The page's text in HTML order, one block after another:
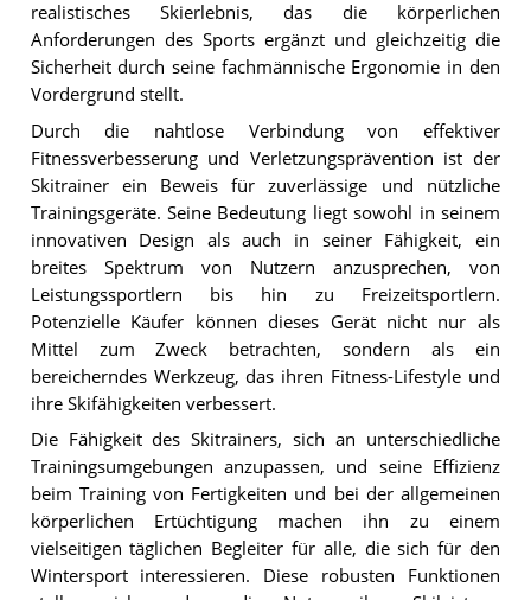
realistisches Skierlebnis, das die körperlichen
Anforderungen des Sports ergänzt und gleichzeitig die
Sicherheit durch seine fachmännische Ergonomie in den
Vordergrund stellt.
Durch die nahtlose Verbindung von effektiver
Fitnessverbesserung und Verletzungsprävention ist der
Skitrainer ein Beweis für zuverlässige und nützliche
Trainingsgeräte. Seine Bedeutung liegt sowohl in seinem
innovativen Design als auch in seiner Fähigkeit, ein
breites Spektrum von Nutzern anzusprechen, von
Leistungssportlern bis hin zu Freizeitsportlern.
Potenzielle Käufer können dieses Gerät nicht nur als
Mittel zum Zweck betrachten, sondern als ein
bereicherndes Werkzeug, das ihren Fitness-Lifestyle und
ihre Skifähigkeiten verbessert.
Die Fähigkeit des Skitrainers, sich an unterschiedliche
Trainingsumgebungen anzupassen, und seine Effizienz
beim Training von Fertigkeiten und bei der allgemeinen
körperlichen Ertüchtigung machen ihn zu einem
vielseitigen täglichen Begleiter für alle, die sich für den
Wintersport interessieren. Diese robusten Funktionen